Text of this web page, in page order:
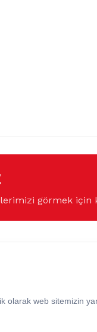
görmek için
olarak web sitemizin